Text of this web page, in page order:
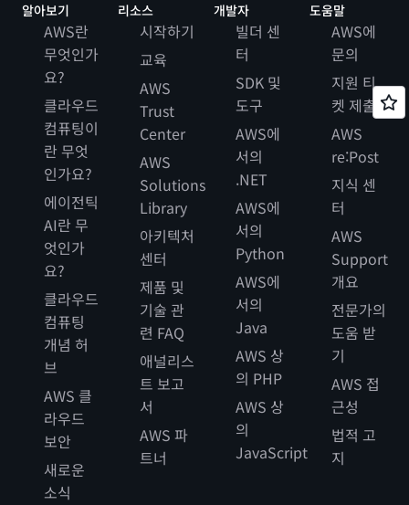
알아보기
AWS란
무엇인가
요?
클라우드
컴퓨팅이
란 무엇
인가요?
에이전틱
AI란 무
엇인가
요?
클라우드
컴퓨팅
개념 허
브
AWS 클
라우드
보안
새로운
소식
리소스
시작하기
교육
AWS
Trust
Center
AWS
Solutions
Library
아키텍처
센터
제품 및
기술 관
련 FAQ
애널리스
트 보고
서
AWS 파
트너
개발자
빌더 센
터
SDK 및
도구
AWS에
서의
.NET
AWS에
서의
Python
AWS에
서의
Java
AWS 상
의 PHP
AWS 상
의
JavaScript
도움말
AWS에
문의
지원 티
켓 제출
AWS
re:Post
지식 센
터
AWS
Support
개요
전문가의
도움 받
기
AWS 접
근성
법적 고
지